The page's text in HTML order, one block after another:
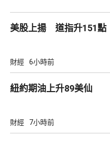
美股上揚 道指升151點
財經 6小時前
紐約期油上升89美仙
財經 7小時前